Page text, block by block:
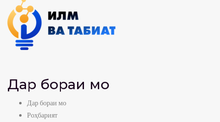
Дар бораи мо
Дар бораи мо
Роҳбарият